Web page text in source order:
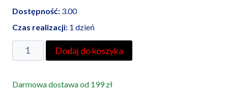
Dostępność: 3.00
Czas realizacji: 1 dzień
ilość
Haupa
taśm
Dodaj do koszyka
Darmowa dostawa od 199 zł